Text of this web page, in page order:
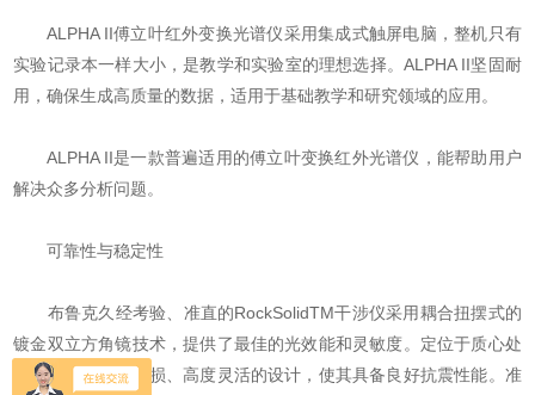
ALPHA II傅立叶红外变换光谱仪采用集成式触屏电脑，整机只有
实验记录本一样大小，是教学和实验室的理想选择。ALPHA II坚固耐
用，确保生成高质量的数据，适用于基础教学和研究领域的应用。
ALPHA II是一款普遍适用的傅立叶变换红外光谱仪，能帮助用户
解决众多分析问题。
可靠性与稳定性
布鲁克久经考验、准直的RockSolidTM干涉仪采用耦合扭摆式的
镀金双立方角镜技术，提供了最佳的光效能和灵敏度。定位于质心处
的轴承具有永无磨损、高度灵活的设计，使其具备良好抗震性能。准